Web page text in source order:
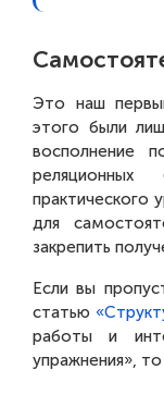
Это наш
этого были
восполнение
практического
для
закрепить
Если вы
статью
работы и
упражнения»,